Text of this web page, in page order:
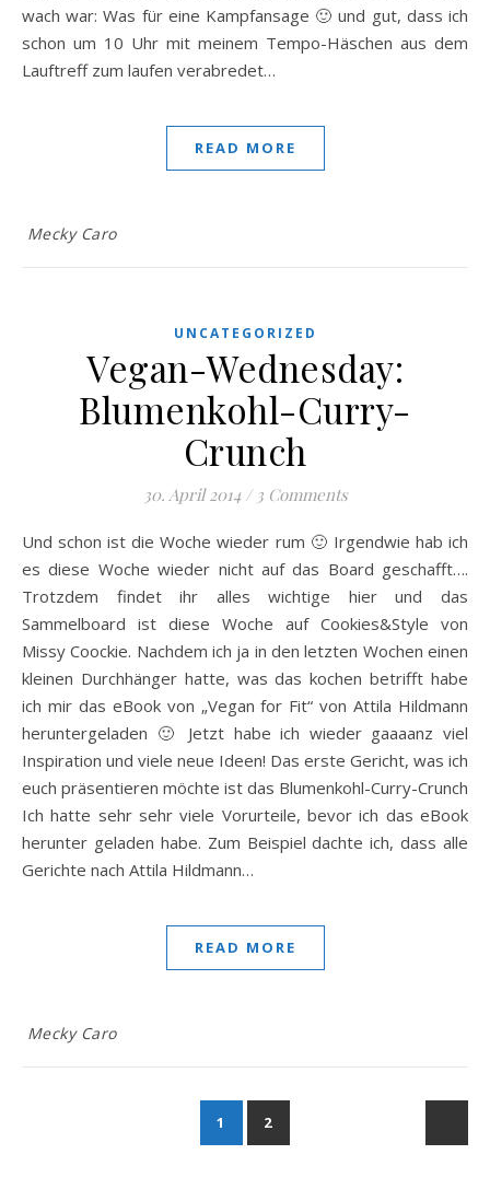
wach war: Was für eine Kampfansage 🙂 und gut, dass ich
schon um 10 Uhr mit meinem Tempo-Häschen aus dem
Lauftreff zum laufen verabredet…
READ MORE
Mecky Caro
UNCATEGORIZED
Vegan-Wednesday:
Blumenkohl-Curry-
Crunch
30. April 2014 / 3 Comments
Und schon ist die Woche wieder rum 🙂 Irgendwie hab ich
es diese Woche wieder nicht auf das Board geschafft….
Trotzdem findet ihr alles wichtige hier und das
Sammelboard ist diese Woche auf Cookies&Style von
Missy Coockie. Nachdem ich ja in den letzten Wochen einen
kleinen Durchhänger hatte, was das kochen betrifft habe
ich mir das eBook von „Vegan for Fit“ von Attila Hildmann
heruntergeladen 🙂 Jetzt habe ich wieder gaaaanz viel
Inspiration und viele neue Ideen! Das erste Gericht, was ich
euch präsentieren möchte ist das Blumenkohl-Curry-Crunch
Ich hatte sehr sehr viele Vorurteile, bevor ich das eBook
herunter geladen habe. Zum Beispiel dachte ich, dass alle
Gerichte nach Attila Hildmann…
READ MORE
Mecky Caro
1 2